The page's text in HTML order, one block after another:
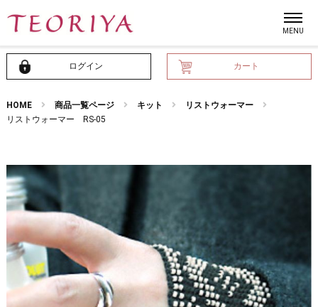
ログイン カート
HOME 商品一覧ページ キット
リストウォーマー
リストウォーマー RS-05